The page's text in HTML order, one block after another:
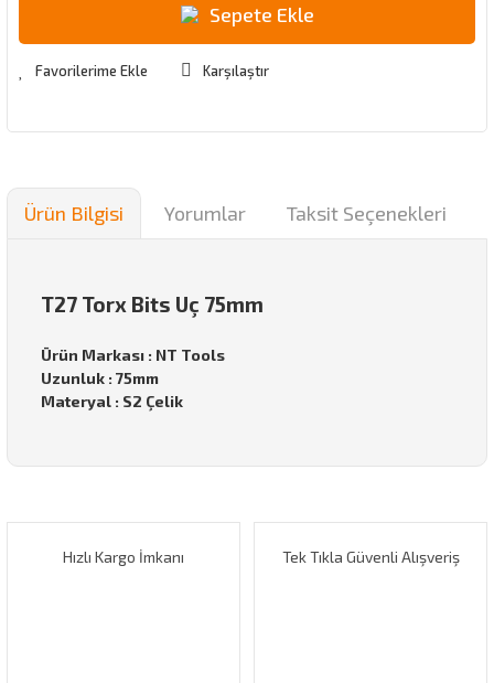
Sepete Ekle
Karşılaştır
Ürün Bilgisi Yorumlar Taksit Seçenekleri
T27 Torx Bits Uç 75mm
Ürün Markası : NT Tools
Uzunluk : 75mm
Materyal : S2 Çelik
Görüş ve önerileriniz için teşekkür ederiz.
Hızlı Kargo İmkanı Tek Tıkla Güvenli Alışveriş